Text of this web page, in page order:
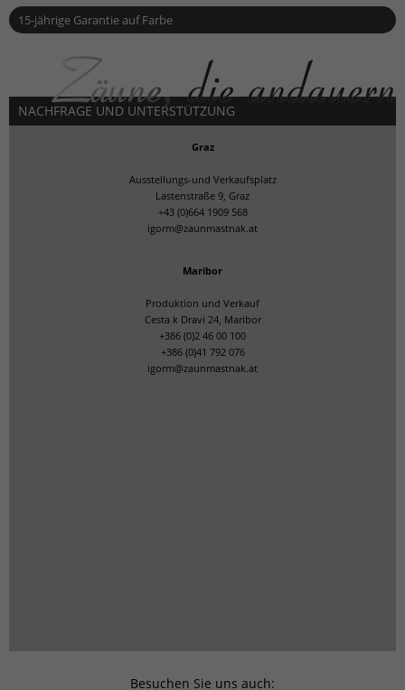
15-jährige Garantie auf Farbe
NACHFRAGE UND UNTERSTÜTZUNG
Graz
Ausstellungs-und Verkaufsplatz
Lastenstraße 9, Graz
+43 (0)664 1909 568
igorm@zaunmastnak.at
Maribor
Produktion und Verkauf
Cesta k Dravi 24, Maribor
+386 (0)2 46 00 100
+386 (0)41 792 076
igorm@zaunmastnak.at
Besuchen Sie uns auch: